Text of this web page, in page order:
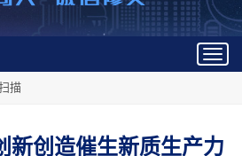
描
新创造催生新质生产力